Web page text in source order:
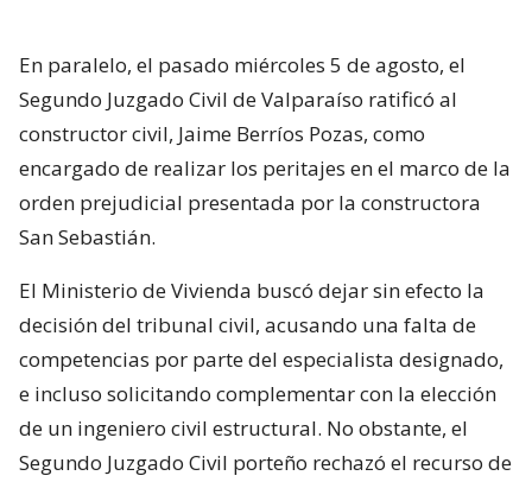
En paralelo, el pasado miércoles 5 de agosto, el
Segundo Juzgado Civil de Valparaíso ratificó al
constructor civil, Jaime Berríos Pozas, como
encargado de realizar los peritajes en el marco de la
orden prejudicial presentada por la constructora
San Sebastián.
El Ministerio de Vivienda buscó dejar sin efecto la
decisión del tribunal civil, acusando una falta de
competencias por parte del especialista designado,
e incluso solicitando complementar con la elección
de un ingeniero civil estructural. No obstante, el
Segundo Juzgado Civil porteño rechazó el recurso de